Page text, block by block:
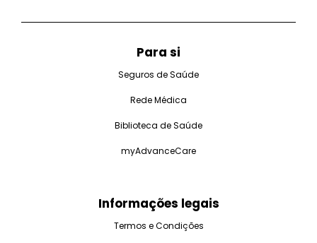
Para si
Seguros de Saúde
Rede Médica
Biblioteca de Saúde
myAdvanceCare
Informações legais
Termos e Condições